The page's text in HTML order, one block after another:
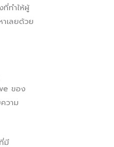
ที่ทำให้ผู้
าเลยด้วย
ของ
วาม
มี